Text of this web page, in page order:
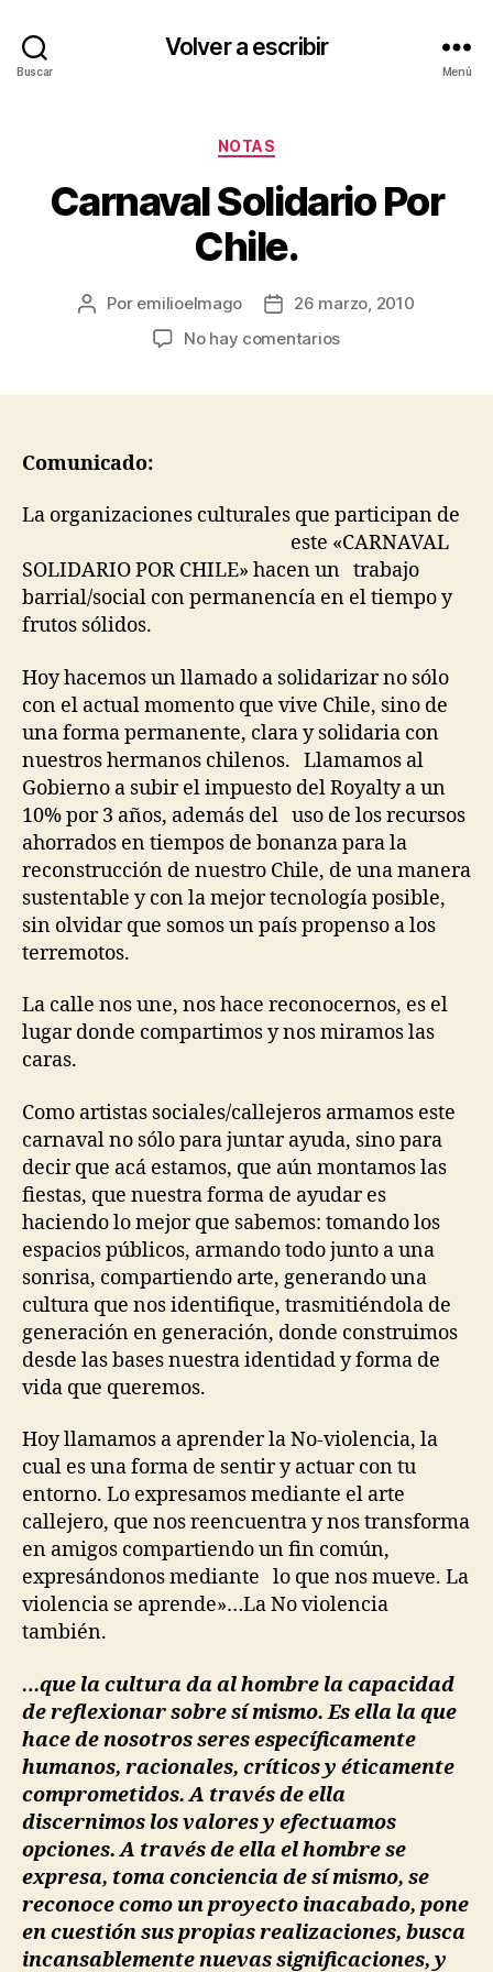
Buscar
Volver a escribir
Menú
Categorías
NOTAS
Carnaval Solidario Por
Chile.
Autor
Por emilioelmago
Fecha26 marzo, 2010
No hay comentariosen
Comunicado:
La organizaciones culturales que participan de
este «CARNAVAL
SOLIDARIO POR CHILE» hacen un trabajo
barrial/social con permanencía en el tiempo y
frutos sólidos.
Hoy hacemos un llamado a solidarizar no sólo
con el actual momento que vive Chile, sino de
una forma permanente, clara y solidaria con
nuestros hermanos chilenos. Llamamos al
Gobierno a subir el impuesto del Royalty a un
10% por 3 años, además del uso de los recursos
ahorrados en tiempos de bonanza para la
reconstrucción de nuestro Chile, de una manera
sustentable y con la mejor tecnología posible,
sin olvidar que somos un país propenso a los
terremotos.
La calle nos une, nos hace reconocernos, es el
lugar donde compartimos y nos miramos las
caras.
Como artistas sociales/callejeros armamos este
carnaval no sólo para juntar ayuda, sino para
decir que acá estamos, que aún montamos las
fiestas, que nuestra forma de ayudar es
haciendo lo mejor que sabemos: tomando los
espacios públicos, armando todo junto a una
sonrisa, compartiendo arte, generando una
cultura que nos identifique, trasmitiéndola de
generación en generación, donde construimos
desde las bases nuestra identidad y forma de
vida que queremos.
Hoy llamamos a aprender la No-violencia, la
cual es una forma de sentir y actuar con tu
entorno. Lo expresamos mediante el arte
callejero, que nos reencuentra y nos transforma
en amigos compartiendo un fin común,
expresándonos mediante lo que nos mueve. La
violencia se aprende»…La No violencia
también.
…que la cultura da al hombre la capacidad
de reflexionar sobre sí mismo. Es ella la que
hace de nosotros seres específicamente
humanos, racionales, críticos y éticamente
comprometidos. A través de ella
discernimos los valores y efectuamos
opciones. A través de ella el hombre se
expresa, toma conciencia de sí mismo, se
reconoce como un proyecto inacabado, pone
en cuestión sus propias realizaciones, busca
incansablemente nuevas significaciones, y